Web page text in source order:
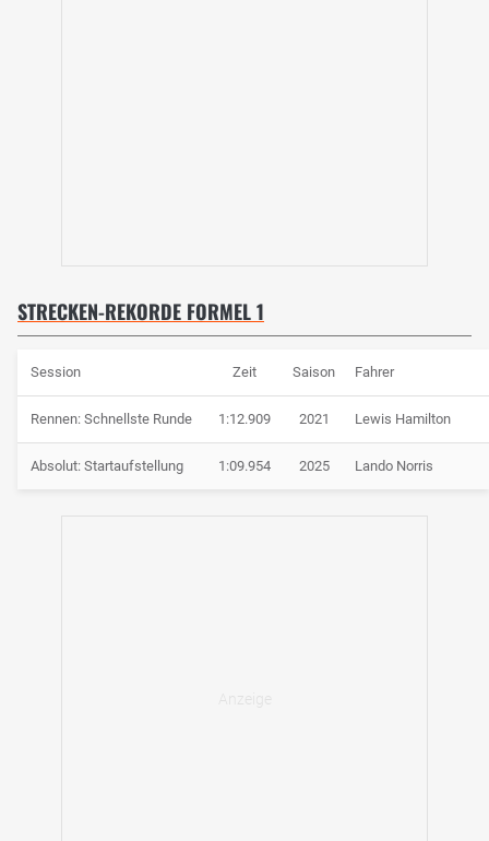
STRECKEN-REKORDE FORMEL 1
Session Zeit Saison Fahrer
Rennen: Schnellste Runde 1:12.909 2021 Lewis Hamilton
Absolut: Startaufstellung 1:09.954 2025 Lando Norris